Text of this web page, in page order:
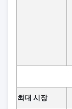
최대 시장